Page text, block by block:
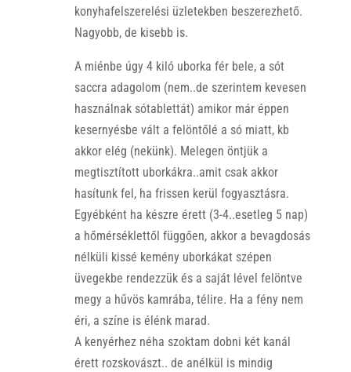
konyhafelszerelési üzletekben beszerezhető.
Nagyobb, de kisebb is.
A miénbe úgy 4 kiló uborka fér bele, a sót
saccra adagolom (nem..de szerintem kevesen
használnak sótablettát) amikor már éppen
kesernyésbe vált a felöntőlé a só miatt, kb
akkor elég (nekünk). Melegen öntjük a
megtisztított uborkákra..amit csak akkor
hasítunk fel, ha frissen kerül fogyasztásra.
Egyébként ha készre érett (3-4..esetleg 5 nap)
a hőmérséklettől függően, akkor a bevagdosás
nélküli kissé kemény uborkákat szépen
üvegekbe rendezzük és a saját lével felöntve
megy a hűvös kamrába, télire. Ha a fény nem
éri, a színe is élénk marad.
A kenyérhez néha szoktam dobni két kanál
érett rozskovászt.. de anélkül is mindig